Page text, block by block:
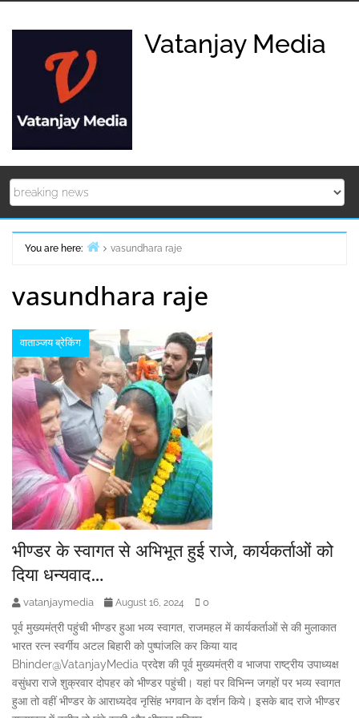
Vatanjay Media
You are here:
vasundhara raje
vasundhara raje
वाताञ्जय ब्रेकिंग
भीण्डर के स्वागत से अभिभूत हुई राजे, कार्यकर्ताओं को
दिया धन्यवाद…
vatanjaymedia August 16, 2024 0
पूर्व मुख्यमंत्री पहुंची भीण्डर हुआ भव्य स्वागत, राजमहल में कार्यकर्ताओं से की मुलाकात
भारत रत्न स्वर्गीय अटल बिहारी को पुष्पांजलि कर किया याद
Bhinder@VatanjayMedia प्रदेश की पूर्व मुख्यमंत्री व भाजपा राष्ट्रीय उपाध्यक्ष
वसुंधरा राजे शुक्रवार दोपहर को भीण्डर पहुंची। यहां पर विभिन्न जगहों पर भव्य स्वागत
हुआ तो वहीं भीण्डर के आराध्यदेव नृसिंह भगवान के दर्शन किये। इसके बाद राजे भीण्डर